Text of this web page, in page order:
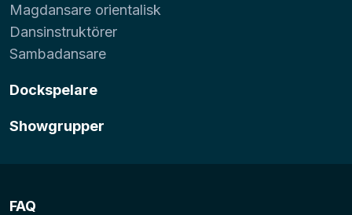
Magdansare orientalisk
Dansinstruktörer
Sambadansare
Dockspelare
Showgrupper
FAQ